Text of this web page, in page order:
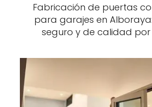
Fabricación de puertas
para garajes en
seguro y de calidad por